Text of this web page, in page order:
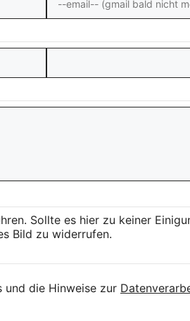
Sollte es hier zu keiner
Bild zu widerrufen.
und die Hinweise zur